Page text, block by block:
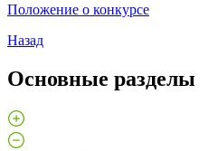
Положение о конкурсе
Назад
Основные разделы